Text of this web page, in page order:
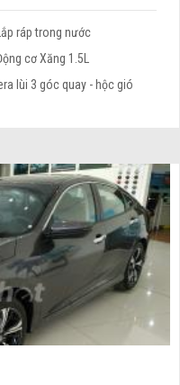
ráp trong nước
cơ Xăng 1.5L
lùi 3 góc quay - hộc gió